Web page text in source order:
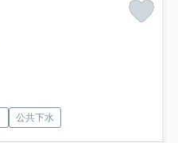
公共下水